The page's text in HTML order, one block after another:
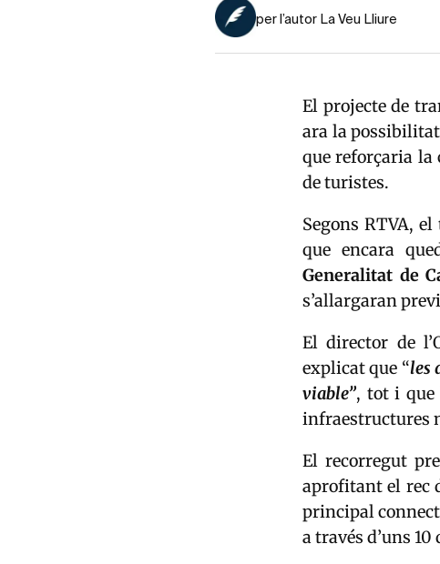
per l’autor La Veu Lliure
El projecte de
ara la possibilitat
que reforçaria
de turistes.
Segons RTVA,
que encara
Generalitat de
s’allargaran
El director de
explicat que “les
viable”, tot i que
infraestructures
El recorregut
aprofitant el rec
principal
a través d’uns